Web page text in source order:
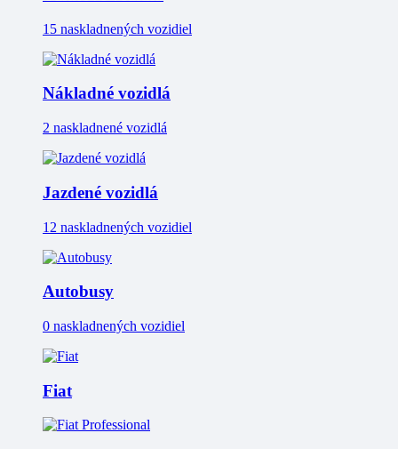
15 naskladnených vozidiel
Nákladné vozidlá
2 naskladnené vozidlá
Jazdené vozidlá
12 naskladnených vozidiel
Autobusy
0 naskladnených vozidiel
Fiat